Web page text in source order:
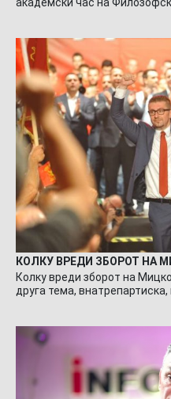
КОЛКУ ВРЕДИ ЗБОРОТ НА
Колку вреди зборот на
друга тема,